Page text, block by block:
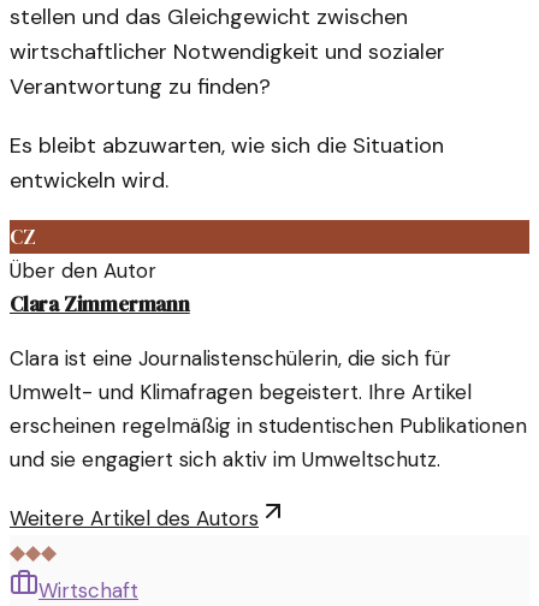
stellen und das Gleichgewicht zwischen
wirtschaftlicher Notwendigkeit und sozialer
Verantwortung zu finden?
Es bleibt abzuwarten, wie sich die Situation
entwickeln wird.
CZ
Über den Autor
Clara Zimmermann
Clara ist eine Journalistenschülerin, die sich für
Umwelt- und Klimafragen begeistert. Ihre Artikel
erscheinen regelmäßig in studentischen Publikationen
und sie engagiert sich aktiv im Umweltschutz.
Weitere Artikel des Autors
◆◆◆
Wirtschaft